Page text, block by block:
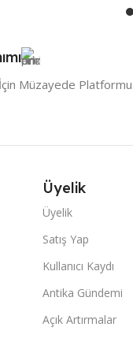
İçin Müzayede Platformu
Üyelik
Üyelik
Satış Yap
Kullanıcı Kaydı
Antika Gündemi
Açık Artırmalar